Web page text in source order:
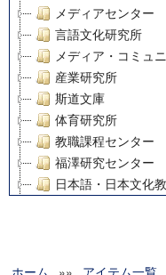
メディアセンター
言語文化研究所
メディア・コミュ
産業研究所
斯道文庫
体育研究所
教職課程センター
福澤研究センター
日本語・日本文化
グローバルリサー
ホーム »» アイテム一覧